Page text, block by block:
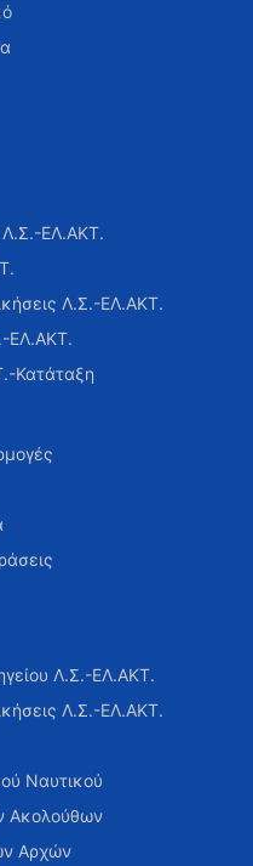
Λ.Σ.-ΕΛ.ΑΚΤ.
Λ.Σ.-ΕΛ.ΑΚΤ.
ΕΛ.ΑΚΤ.
Κατάταξη
Λ.Σ.-ΕΛ.ΑΚΤ.
Λ.Σ.-ΕΛ.ΑΚΤ.
Ναυτικού
Ακολούθων
Αρχών